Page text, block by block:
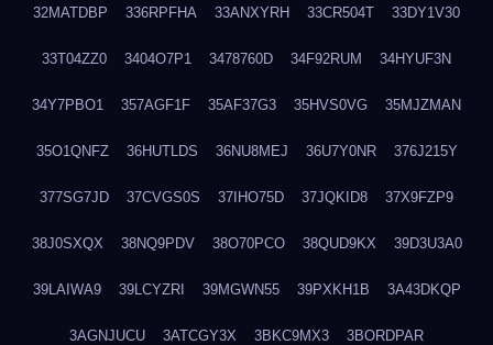
32MATDBP 336RPFHA 33ANXYRH 33CR504T 33DY1V30
33T04ZZ0 3404O7P1 3478760D 34F92RUM 34HYUF3N
34Y7PBO1 357AGF1F 35AF37G3 35HVS0VG 35MJZMAN
35O1QNFZ 36HUTLDS 36NU8MEJ 36U7Y0NR 376J215Y
377SG7JD 37CVGS0S 37IHO75D 37JQKID8 37X9FZP9
38J0SXQX 38NQ9PDV 38O70PCO 38QUD9KX 39D3U3A0
39LAIWA9 39LCYZRI 39MGWN55 39PXKH1B 3A43DKQP
3AGNJUCU 3ATCGY3X 3BKC9MX3 3BORDPAR